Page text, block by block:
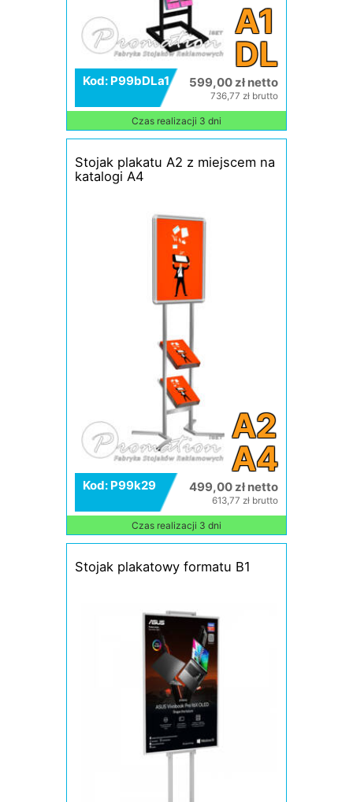
A1
DL
Kod: P99bDLa1 599,00 zł netto
736,77 zł brutto
Czas realizacji 3 dni
Stojak plakatu A2 z miejscem na
katalogi A4
A2
A4
Kod: P99k29 499,00 zł netto
613,77 zł brutto
Czas realizacji 3 dni
Stojak plakatowy formatu B1